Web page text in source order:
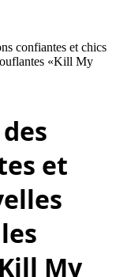
confiantes et chics
«Kill My
et
My